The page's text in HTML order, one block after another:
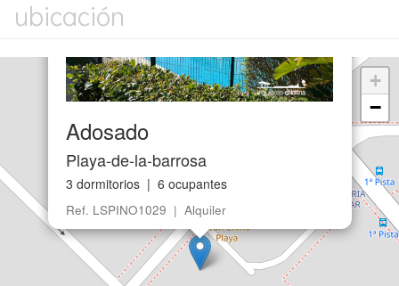
ubicación
Adosado
Playa-de-la-barrosa
3 dormitorios | 6 ocupantes
Ref. LSPINO1029 | Alquiler
+
−